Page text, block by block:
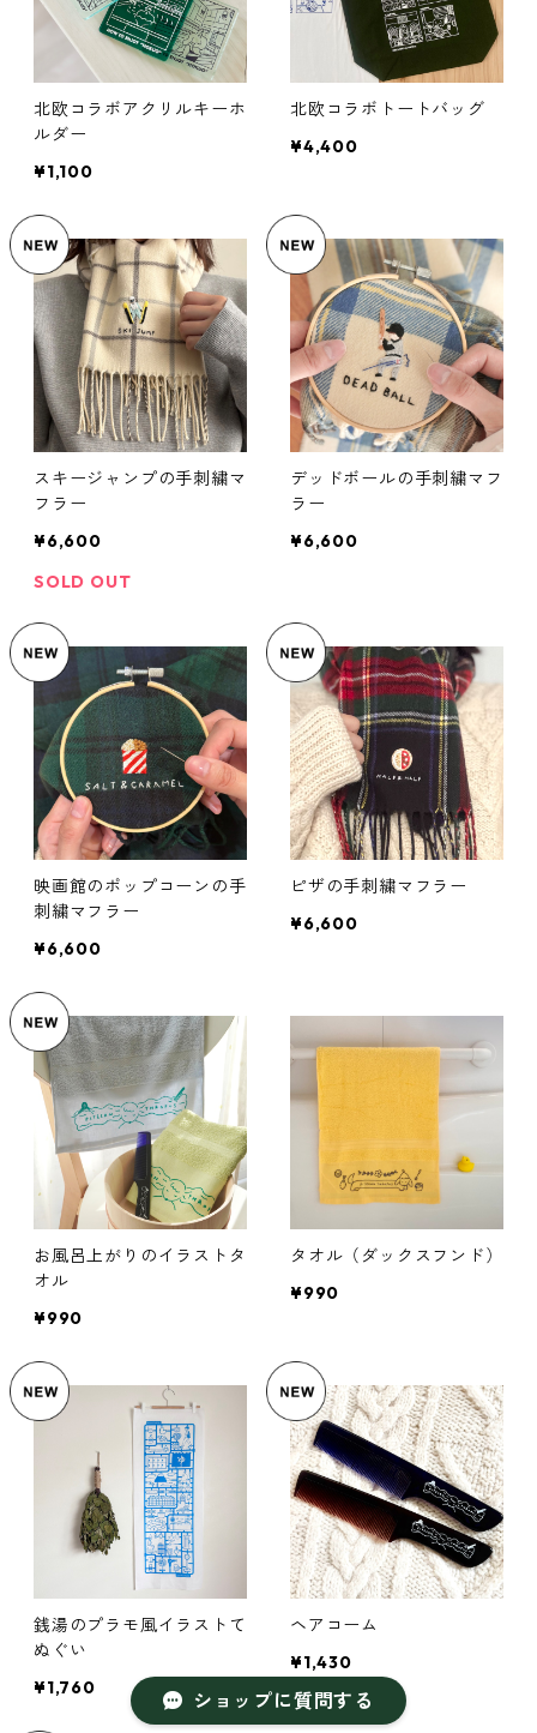
北欧コラボアクリルキーホ
ルダー
¥1,100
北欧コラボトートバッグ
¥4,400
スキージャンプの手刺繍マ
フラー
¥6,600
SOLD OUT
デッドボールの手刺繍マフ
ラー
¥6,600
映画館のポップコーンの手
刺繍マフラー
¥6,600
ピザの手刺繍マフラー
¥6,600
お風呂上がりのイラストタ
オル
¥990
タオル（ダックスフンド）
¥990
銭湯のプラモ風イラストて
ぬぐい
¥1,760
ヘアコーム
¥1,430
ショップに質問する